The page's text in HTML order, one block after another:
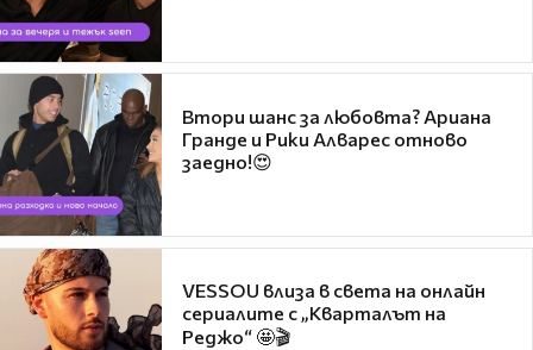
Втори шанс за любовта? Ариана
Гранде и Рики Алварес отново
заедно!😍
VESSOU влиза в света на онлайн
сериалите с „Кварталът на
Реджо“ 🤩🎬